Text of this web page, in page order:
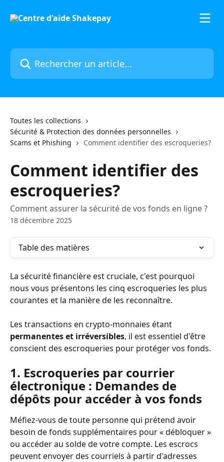
Rechercher un article...
Toutes les collections
Sécurité & Protection des données personnelles
Scams et Phishing
Comment identifier des escroqueries?
Comment identifier des
escroqueries?
Comment assurer la sécurité de vos fonds en ligne ?
18 décembre 2025
Table des matières
La sécurité financière est cruciale, c'est pourquoi
nous vous présentons les cinq escroqueries les plus
courantes et la manière de les reconnaître.
Les transactions en crypto-monnaies étant
permanentes et irréversibles, il est essentiel d'être
conscient des escroqueries pour protéger vos fonds.
1. Escroqueries par courrier
électronique : Demandes de
dépôts pour accéder à vos fonds
Méfiez-vous de toute personne qui prétend avoir
besoin de fonds supplémentaires pour « débloquer »
ou accéder au solde de votre compte. Les escrocs
peuvent envoyer des courriels à partir d'adresses